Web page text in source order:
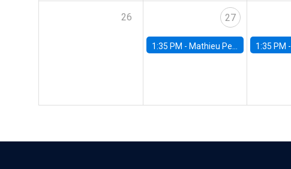
26 27
1:35 PM - Mathieu Pedemonte, IDB 1:35 PM -